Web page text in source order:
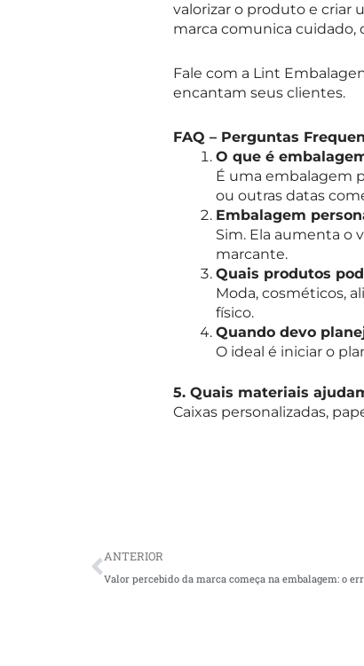
valorizar o produto e criar
marca comunica cuidado,
Fale com a Lint
encantam seus clientes.
FAQ – Perguntas
O que é
É uma embalagem
ou outras datas
Embalagem
Sim. Ela aumenta o
marcante.
Quais produtos
Moda, cosméticos,
físico.
Quando devo
O ideal é iniciar o
5. Quais materiais
Caixas personalizadas,
Prev
ANTERIOR
Valor percebido da marca começa na embalagem: o